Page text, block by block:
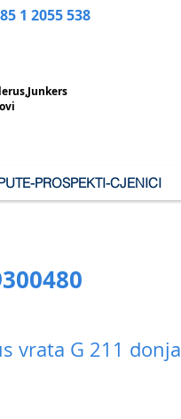
1 2055 538
PROSPEKTI-CJENICI
vrata G 211 donja